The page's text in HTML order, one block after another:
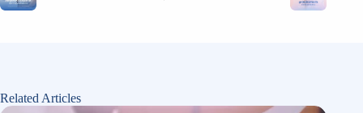
Related Articles